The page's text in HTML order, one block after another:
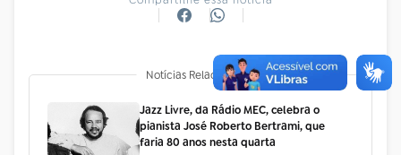
Notícias Relacionadas
Jazz Livre, da Rádio MEC, celebra o
pianista José Roberto Bertrami, que
faria 80 anos nesta quarta